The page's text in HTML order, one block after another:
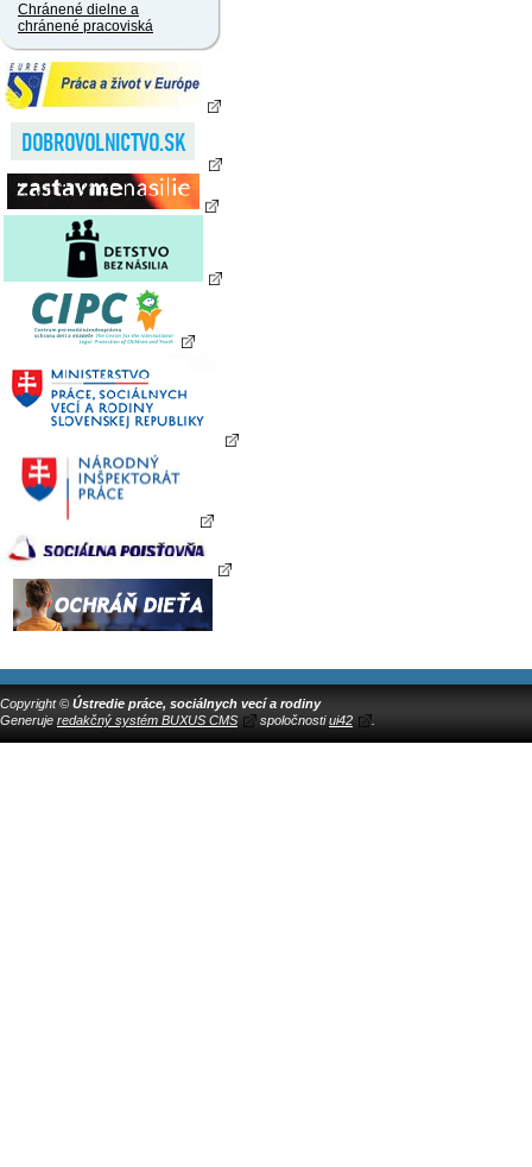
Chránené dielne a
chránené pracoviská
Copyright © Ústredie práce, sociálnych vecí a rodiny
Generuje redakčný systém BUXUS CMS spoločnostiui42